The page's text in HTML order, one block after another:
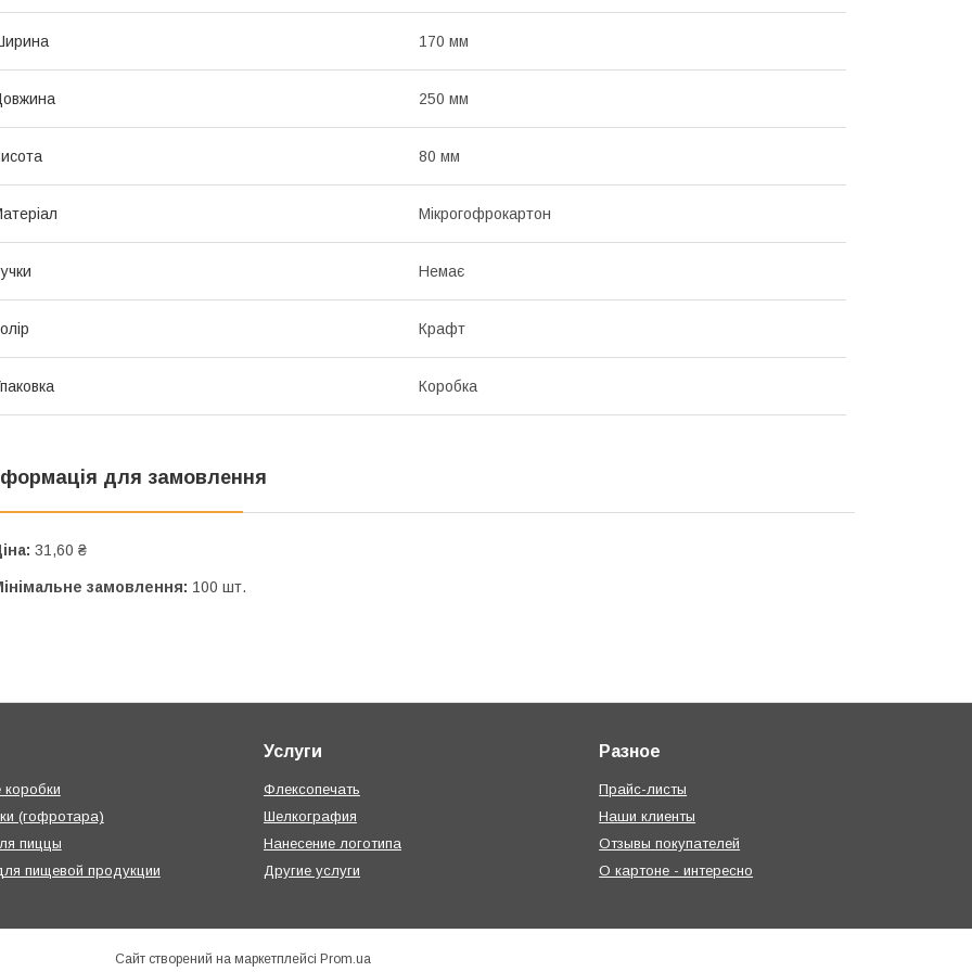
170 мм
250 мм
80 мм
Мікрогофрокартон
Немає
Крафт
Коробка
для замовлення
31,60 ₴
замовлення: 100 шт.
коробки
(гофротара)
пиццы
пищевой продукции
Услуги
Флексопечать
Шелкография
Нанесение логотипа
Другие услуги
Разное
Прайс-листы
Наши клиенты
Отзывы покупателей
О картоне - интересно
Сайт створений на маркетплейсі Prom.ua